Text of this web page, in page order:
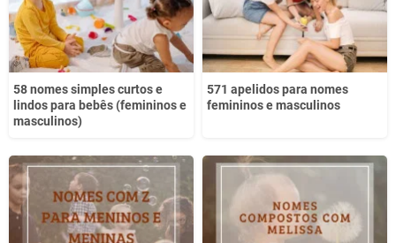
58 nomes simples curtos e
lindos para bebês (femininos e
masculinos)
571 apelidos para nomes
femininos e masculinos